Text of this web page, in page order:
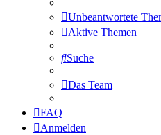
Unbeantwortete
Aktive Themen
Suche
Das Team
FAQ
Anmelden